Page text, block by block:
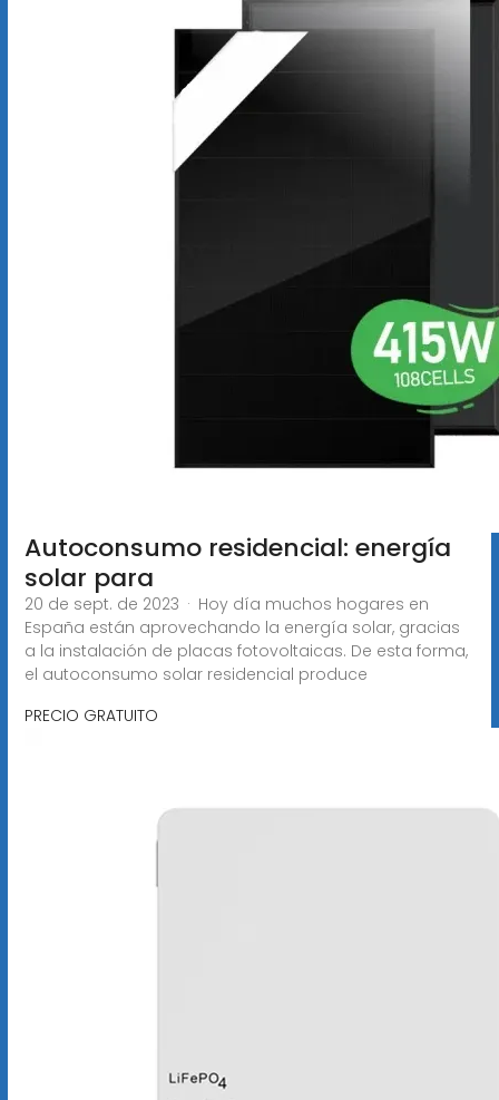
Autoconsumo residencial: energía
solar para
20 de sept. de 2023 · Hoy día muchos hogares en
España están aprovechando la energía solar, gracias
a la instalación de placas fotovoltaicas. De esta forma,
el autoconsumo solar residencial produce
PRECIO GRATUITO